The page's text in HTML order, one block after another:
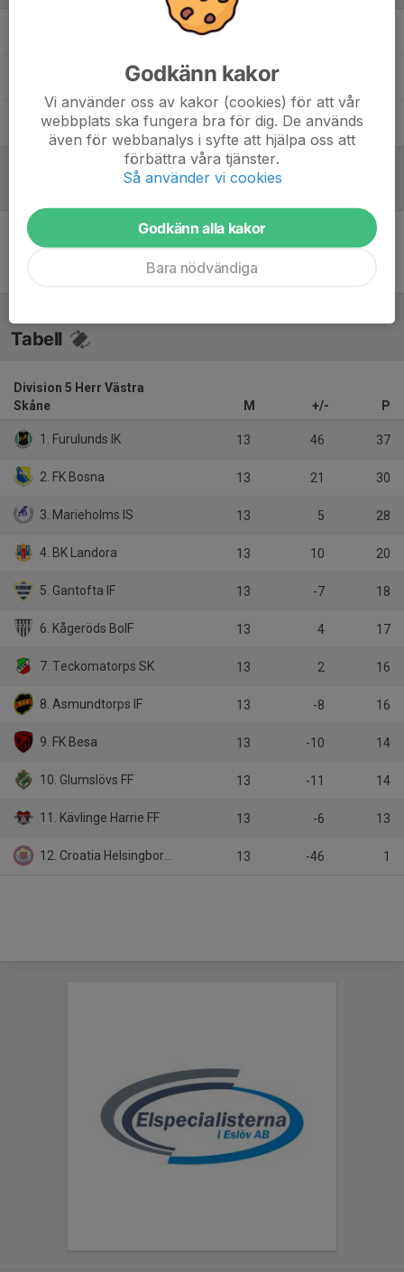
Huvudtränare
Joacim LarssonTränare
Leif OlssonMassör
Inget referat skrivet
Tabell
Division 5 Herr Västra
Skåne
M +/- P
1. Furulunds IK 13 46 37
2. FK Bosna 13 21 30
3. Marieholms IS 13 5 28
4. BK Landora 13 10 20
5. Gantofta IF 13 -7 18
6. Kågeröds BoIF 13 4 17
7. Teckomatorps SK 13 2 16
8. Asmundtorps IF 13 -8 16
9. FK Besa 13 -10 14
10. Glumslövs FF 13 -11 14
11. Kävlinge Harrie FF 13 -6 13
12. Croatia Helsingborg KIF 13 -46 1
Godkänn kakor
Vi använder oss av kakor (cookies) för att vår
webbplats ska fungera bra för dig. De används
även för webbanalys i syfte att hjälpa oss att
förbättra våra tjänster.
Så använder vi cookies
Godkänn alla kakor
Bara nödvändiga